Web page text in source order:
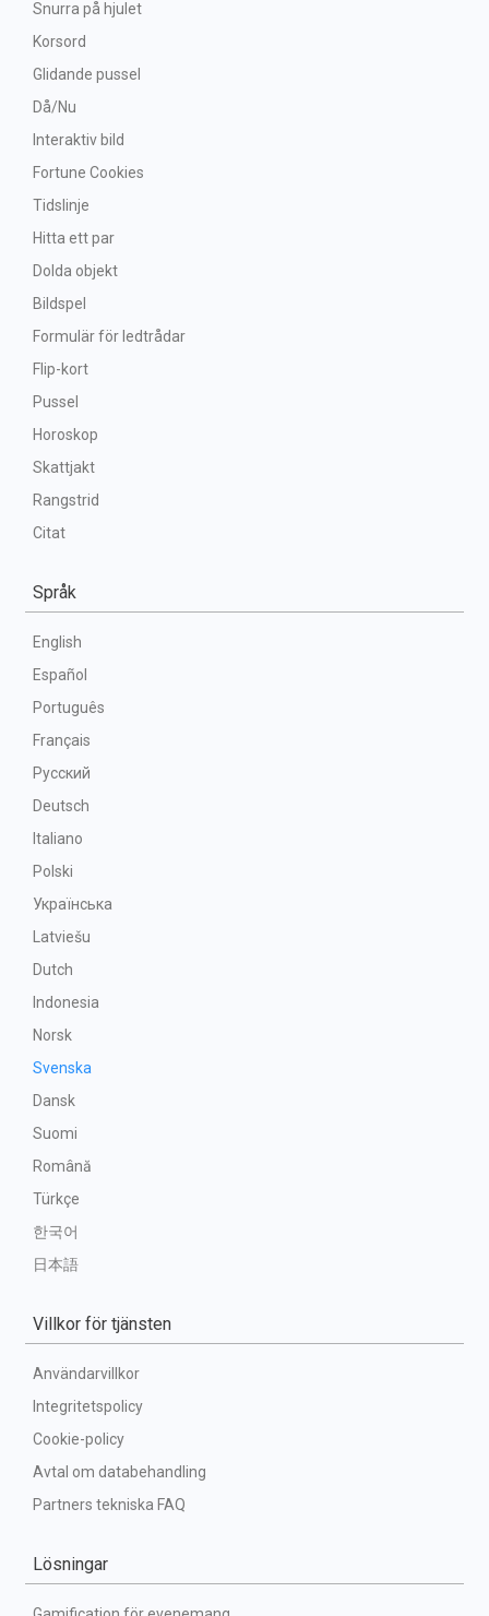
Snurra på hjulet
Korsord
Glidande pussel
Då/Nu
Interaktiv bild
Fortune Cookies
Tidslinje
Hitta ett par
Dolda objekt
Bildspel
Formulär för ledtrådar
Flip-kort
Pussel
Horoskop
Skattjakt
Rangstrid
Citat
Språk
English
Español
Português
Français
Русский
Deutsch
Italiano
Polski
Українська
Latviešu
Dutch
Indonesia
Norsk
Svenska
Dansk
Suomi
Română
Türkçe
한국어
日本語
Villkor för tjänsten
Användarvillkor
Integritetspolicy
Cookie-policy
Avtal om databehandling
Partners tekniska FAQ
Lösningar